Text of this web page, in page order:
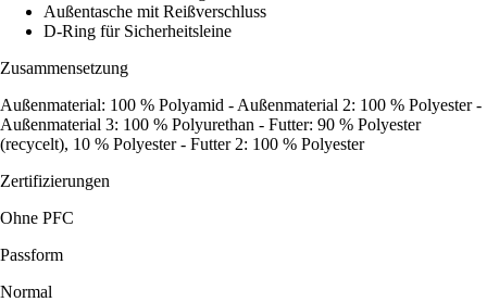
Außentasche mit Reißverschluss
D-Ring für Sicherheitsleine
Zusammensetzung
Außenmaterial: 100 % Polyamid - Außenmaterial 2: 100 % Polyester -
Außenmaterial 3: 100 % Polyurethan - Futter: 90 % Polyester
(recycelt), 10 % Polyester - Futter 2: 100 % Polyester
Zertifizierungen
Ohne PFC
Passform
Normal